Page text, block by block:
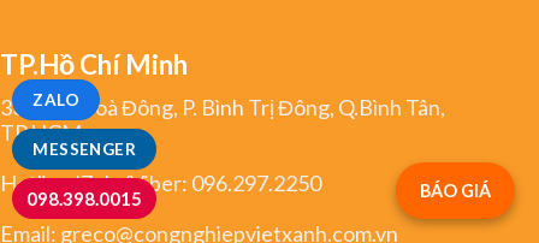
MESSENGER
ZALO
098.398.0015
TP.Hồ Chí Minh
334 Tân Hoà Đông, P. Bình Trị Đông, Q.Bình Tân,
TP.HCM
Hotline/Zalo/Viber: 096.297.2250
Email: greco@congnghiepvietxanh.com.vn
BÁO GIÁ